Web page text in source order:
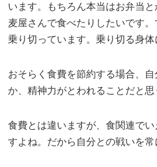
います。もちろん本当はお弁当
麦屋さんで食べたりしたいです
乗り切っています。乗り切る身体
おそらく食費を節約する場合、
か、精神力がとわれることだと思
食費とは違いますが、食関連で
すよね。だから自分との戦いを常